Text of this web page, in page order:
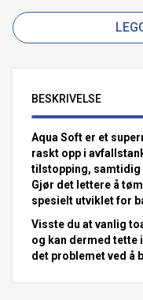
BESKRIVELSE
Aqua Soft er et
raskt opp i
tilstopping, samtidig
Gjør det lettere å
spesielt utviklet for
Visste du at vanlig
og kan dermed tette
det problemet ved å